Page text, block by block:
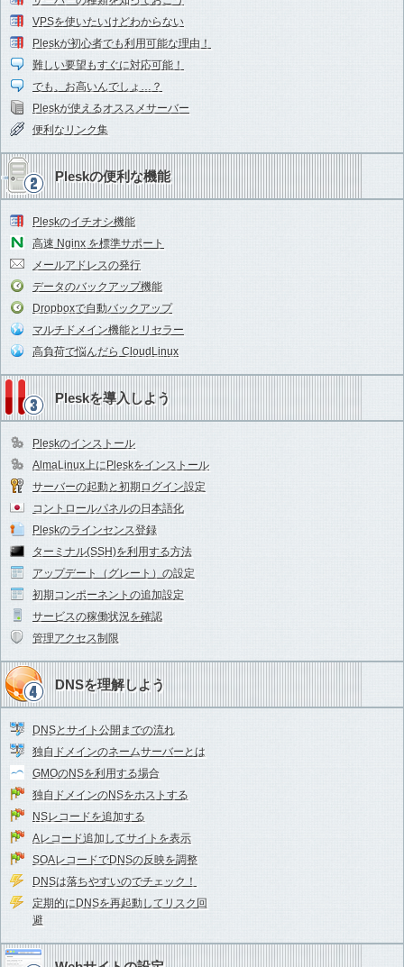
VPSを使いたいけどわからない
Pleskが初心者でも利用可能な理由！
難しい要望もすぐに対応可能！
でも、お高いんでしょ…？
Pleskが使えるオススメサーバー
便利なリンク集
Pleskの便利な機能
Pleskのイチオシ機能
高速 Nginx を標準サポート
メールアドレスの発行
データのバックアップ機能
Dropboxで自動バックアップ
マルチドメイン機能とリセラー
高負荷で悩んだら CloudLinux
Pleskを導入しよう
Pleskのインストール
AlmaLinux上にPleskをインストール
サーバーの起動と初期ログイン設定
コントロールパネルの日本語化
Pleskのラインセンス登録
ターミナル(SSH)を利用する方法
アップデート（グレート）の設定
初期コンポーネントの追加設定
サービスの稼働状況を確認
管理アクセス制限
DNSを理解しよう
DNSとサイト公開までの流れ
独自ドメインのネームサーバーとは
GMOのNSを利用する場合
独自ドメインのNSをホストする
NSレコードを追加する
Aレコード追加してサイトを表示
SOAレコードでDNSの反映を調整
DNSは落ちやすいのでチェック！
定期的にDNSを再起動してリスク回
避